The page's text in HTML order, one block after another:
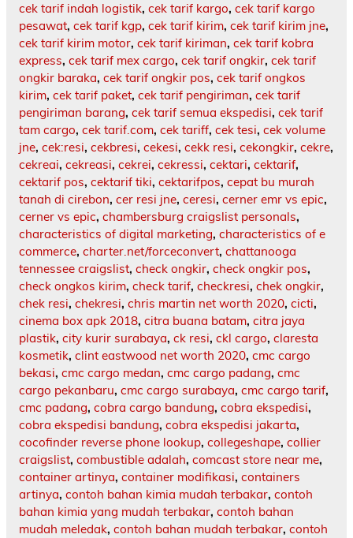
cek tarif indah logistik, cek tarif kargo, cek tarif kargo
pesawat, cek tarif kgp, cek tarif kirim, cek tarif kirim jne,
cek tarif kirim motor, cek tarif kiriman, cek tarif kobra
express, cek tarif mex cargo, cek tarif ongkir, cek tarif
ongkir baraka, cek tarif ongkir pos, cek tarif ongkos
kirim, cek tarif paket, cek tarif pengiriman, cek tarif
pengiriman barang, cek tarif semua ekspedisi, cek tarif
tam cargo, cek tarif.com, cek tariff, cek tesi, cek volume
jne, cek:resi, cekbresi, cekesi, cekk resi, cekongkir, cekre,
cekreai, cekreasi, cekrei, cekressi, cektari, cektarif,
cektarif pos, cektarif tiki, cektarifpos, cepat bu murah
tanah di cirebon, cer resi jne, ceresi, cerner emr vs epic,
cerner vs epic, chambersburg craigslist personals,
characteristics of digital marketing, characteristics of e
commerce, charter.net/forceconvert, chattanooga
tennessee craigslist, check ongkir, check ongkir pos,
check ongkos kirim, check tarif, checkresi, chek ongkir,
chek resi, chekresi, chris martin net worth 2020, cicti,
cinema box apk 2018, citra buana batam, citra jaya
plastik, city kurir surabaya, ck resi, ckl cargo, claresta
kosmetik, clint eastwood net worth 2020, cmc cargo
bekasi, cmc cargo medan, cmc cargo padang, cmc
cargo pekanbaru, cmc cargo surabaya, cmc cargo tarif,
cmc padang, cobra cargo bandung, cobra ekspedisi,
cobra ekspedisi bandung, cobra ekspedisi jakarta,
cocofinder reverse phone lookup, collegeshape, collier
craigslist, combustible adalah, comcast store near me,
container artinya, container modifikasi, containers
artinya, contoh bahan kimia mudah terbakar, contoh
bahan kimia yang mudah terbakar, contoh bahan
mudah meledak, contoh bahan mudah terbakar, contoh